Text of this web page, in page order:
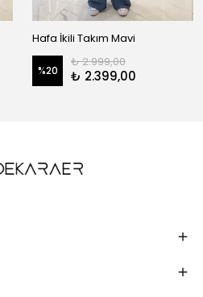
Hafa İkili Takım Mavi
%20
₺ 2.999,00
₺ 2.399,00